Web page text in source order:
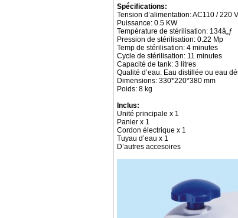
Spécifications:
Tension d’alimentation: AC110 / 220 V
Puissance: 0.5 KW
Température de stérilisation: 134â„ƒ
Pression de stérilisation: 0.22 Mp
Temp de stérilisation: 4 minutes
Cycle de stérilisation: 11 minutes
Capacité de tank: 3 litres
Qualité d’eau: Eau distillée ou eau
Dimensions: 330*220*380 mm
Poids: 8 kg
Inclus:
Unité principale x 1
Panier x 1
Cordon électrique x 1
Tuyau d’eau x 1
D’autres accesoires